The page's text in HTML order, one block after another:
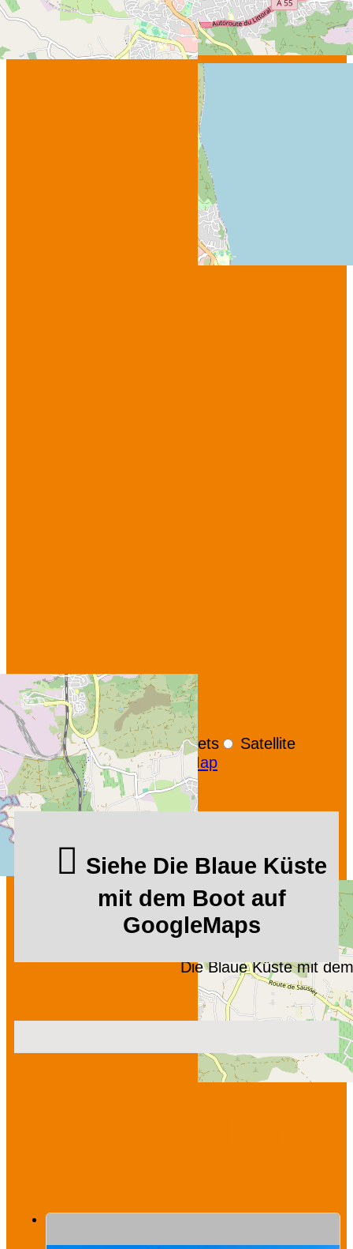
Die Blaue Küste mit
+−
OpenStreetMap
Streets
Satellite
Leaflet |©OpenStreetMap
Siehe Die Blaue Küste
mit dem Boot auf
GoogleMaps